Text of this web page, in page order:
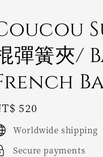
彈簧夾/
520
Worldwide shipping
Secure payments